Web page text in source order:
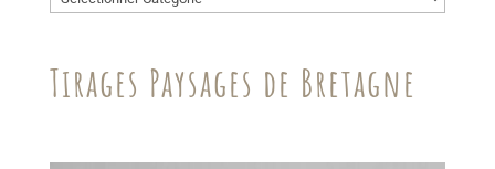
Tirages Paysages de Bretagne